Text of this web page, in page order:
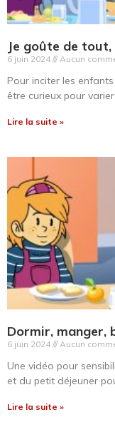
Je goûte de
6 juin 2024 Aucun
Pour inciter les
être curieux pour
Lire la suite »
Dormir, manger,
6 juin 2024 Aucun
Une vidéo pour
et du petit déjeuner
Lire la suite »